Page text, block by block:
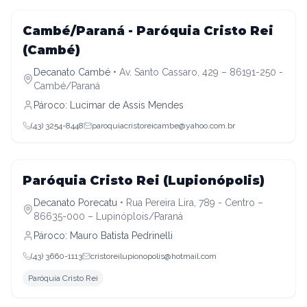
Decanato Cambé
Cambé/Paraná - Paróquia Cristo Rei
(Cambé)
Decanato Cambé • Av. Santo Cassaro, 429 – 86191-250 -
Cambé/Paraná
Pároco:
Lucimar de Assis Mendes
(43) 3254-8448 paroquiacristoreicambe@yahoo.com.br
Decanato Porecatu
Paróquia Cristo Rei (Lupionópolis)
Decanato Porecatu • Rua Pereira Lira, 789 - Centro –
86635-000 – Lupinóplois/Paraná
Pároco: Mauro Batista Pedrinelli
(43) 3660-1113 cristoreilupionopolis@hotmail.com
Paróquia Cristo Rei